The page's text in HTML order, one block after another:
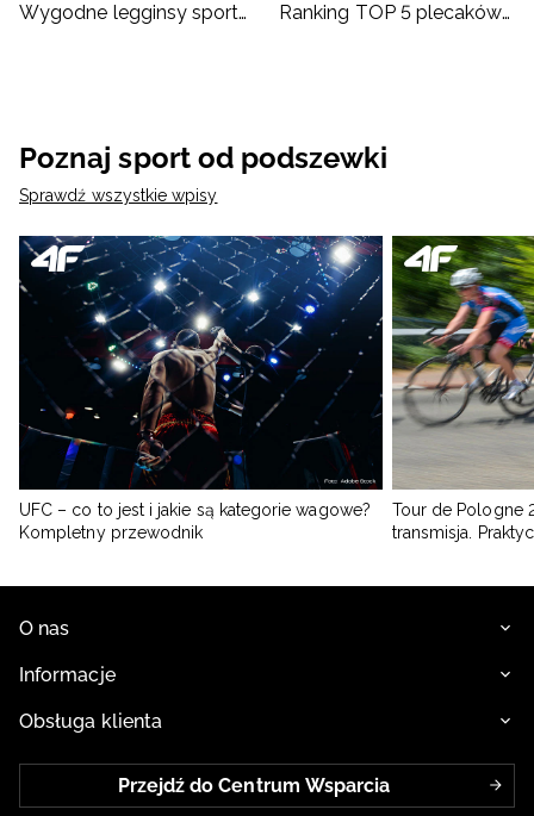
Wygodne legginsy sportowe dla dzieci
Ranking TOP 5 plecaków szkolnych od 4F
Poznaj sport od podszewki
Sprawdź wszystkie wpisy
UFC – co to jest i jakie są kategorie wagowe?
Kompletny przewodnik
Tour de Pologne
transmisja.
O nas
Informacje
Obsługa klienta
Przejdź do Centrum Wsparcia